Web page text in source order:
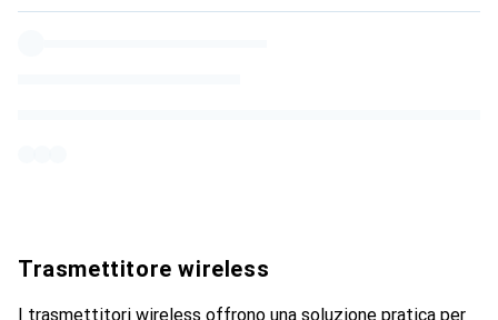
Trasmettitore wireless
I trasmettitori wireless offrono una soluzione pratica per